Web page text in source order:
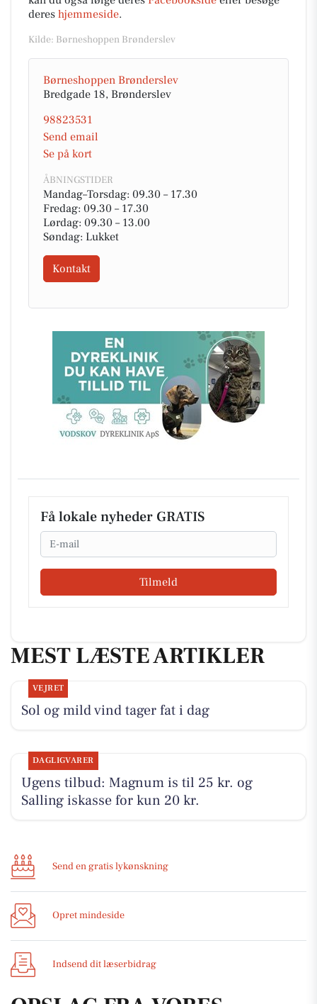
deres hjemmeside.
Kilde: Børneshoppen Brønderslev
Børneshoppen Brønderslev
Bredgade 18, Brønderslev
98823531
Send email
Se på kort
ÅBNINGSTIDER
Mandag–Torsdag: 09.30 – 17.30
Fredag: 09.30 – 17.30
Lørdag: 09.30 – 13.00
Søndag: Lukket
Kontakt
Få lokale nyheder GRATIS
Email
Tilmeld
MEST LÆSTE ARTIKLER
VEJRET
Sol og mild vind tager fat i dag
DAGLIGVARER
Ugens tilbud: Magnum is til 25 kr. og
Salling iskasse for kun 20 kr.
Send en gratis lykønskning
Opret mindeside
Indsend dit læserbidrag